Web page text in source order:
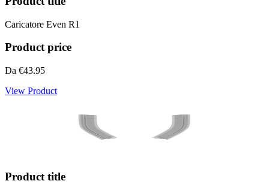
Caricatore Even R1
Product price
Da €43.95
View Product
Product title